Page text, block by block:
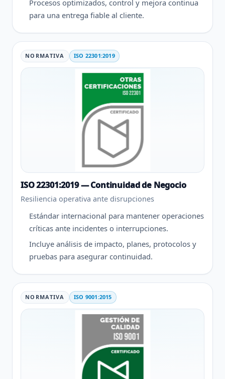
Procesos optimizados, control y mejora continua
para una entrega fiable al cliente.
NORMATIVA ISO 22301:2019
ISO 22301:2019 — Continuidad de Negocio
Resiliencia operativa ante disrupciones
Estándar internacional para mantener operaciones
críticas ante incidentes o interrupciones.
Incluye análisis de impacto, planes, protocolos y
pruebas para asegurar continuidad.
NORMATIVA ISO 9001:2015